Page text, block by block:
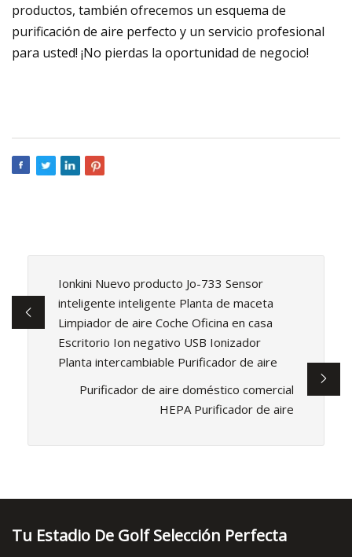
productos, también ofrecemos un esquema de
purificación de aire perfecto y un servicio profesional
para usted! ¡No pierdas la oportunidad de negocio!
Ionkini Nuevo producto Jo-733 Sensor
inteligente inteligente Planta de maceta
Limpiador de aire Coche Oficina en casa
Escritorio Ion negativo USB Ionizador
Planta intercambiable Purificador de aire
Purificador de aire doméstico comercial
HEPA Purificador de aire
Tu Estadio De Golf Selección Perfecta